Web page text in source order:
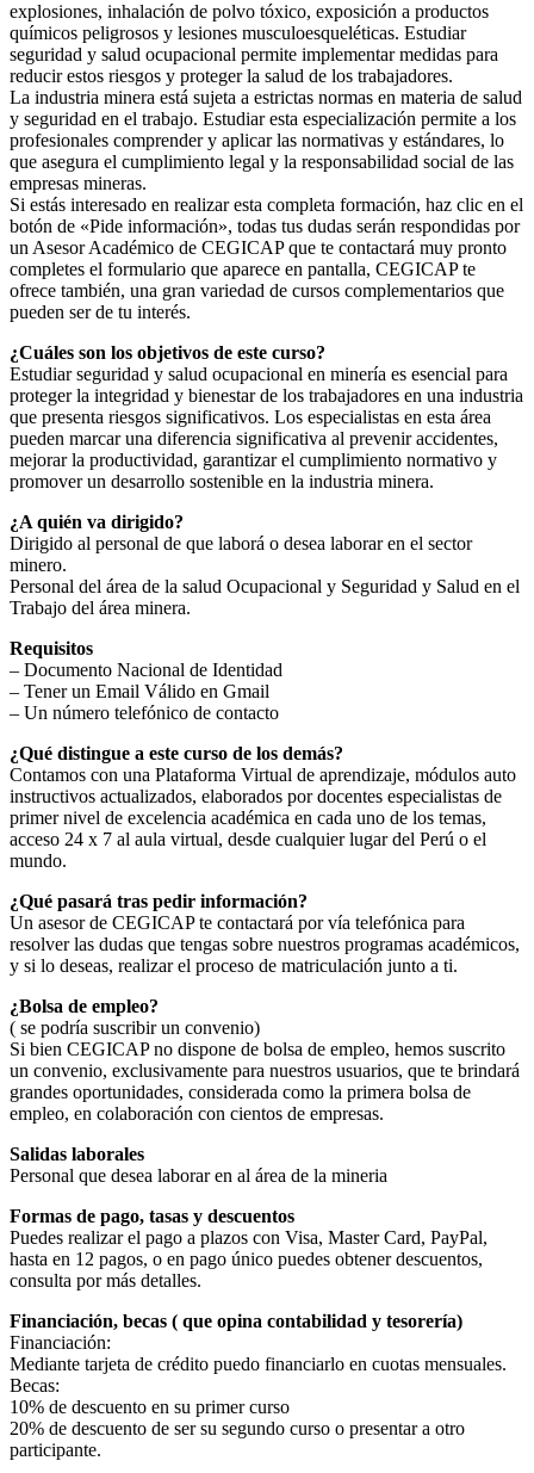
explosiones, inhalación de polvo tóxico, exposición a productos
químicos peligrosos y lesiones musculoesqueléticas. Estudiar
seguridad y salud ocupacional permite implementar medidas para
reducir estos riesgos y proteger la salud de los trabajadores.
La industria minera está sujeta a estrictas normas en materia de salud
y seguridad en el trabajo. Estudiar esta especialización permite a los
profesionales comprender y aplicar las normativas y estándares, lo
que asegura el cumplimiento legal y la responsabilidad social de las
empresas mineras.
Si estás interesado en realizar esta completa formación, haz clic en el
botón de «Pide información», todas tus dudas serán respondidas por
un Asesor Académico de CEGICAP que te contactará muy pronto
completes el formulario que aparece en pantalla, CEGICAP te
ofrece también, una gran variedad de cursos complementarios que
pueden ser de tu interés.
¿Cuáles son los objetivos de este curso?
Estudiar seguridad y salud ocupacional en minería es esencial para
proteger la integridad y bienestar de los trabajadores en una industria
que presenta riesgos significativos. Los especialistas en esta área
pueden marcar una diferencia significativa al prevenir accidentes,
mejorar la productividad, garantizar el cumplimiento normativo y
promover un desarrollo sostenible en la industria minera.
¿A quién va dirigido?
Dirigido al personal de que laborá o desea laborar en el sector
minero.
Personal del área de la salud Ocupacional y Seguridad y Salud en el
Trabajo del área minera.
Requisitos
– Documento Nacional de Identidad
– Tener un Email Válido en Gmail
– Un número telefónico de contacto
¿Qué distingue a este curso de los demás?
Contamos con una Plataforma Virtual de aprendizaje, módulos auto
instructivos actualizados, elaborados por docentes especialistas de
primer nivel de excelencia académica en cada uno de los temas,
acceso 24 x 7 al aula virtual, desde cualquier lugar del Perú o el
mundo.
¿Qué pasará tras pedir información?
Un asesor de CEGICAP te contactará por vía telefónica para
resolver las dudas que tengas sobre nuestros programas académicos,
y si lo deseas, realizar el proceso de matriculación junto a ti.
¿Bolsa de empleo?
( se podría suscribir un convenio)
Si bien CEGICAP no dispone de bolsa de empleo, hemos suscrito
un convenio, exclusivamente para nuestros usuarios, que te brindará
grandes oportunidades, considerada como la primera bolsa de
empleo, en colaboración con cientos de empresas.
Salidas laborales
Personal que desea laborar en al área de la mineria
Formas de pago, tasas y descuentos
Puedes realizar el pago a plazos con Visa, Master Card, PayPal,
hasta en 12 pagos, o en pago único puedes obtener descuentos,
consulta por más detalles.
Financiación, becas ( que opina contabilidad y tesorería)
Financiación:
Mediante tarjeta de crédito puedo financiarlo en cuotas mensuales.
Becas:
10% de descuento en su primer curso
20% de descuento de ser su segundo curso o presentar a otro
participante.